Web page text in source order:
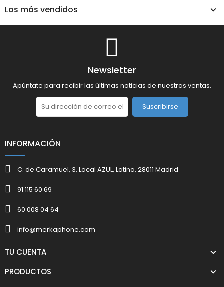
Los más vendidos
Newsletter
Apúntate para recibir las últimas noticias de nuestras ventas.
Suscribirse
INFORMACIÓN
C. de Caramuel, 3, Local AZUL, Latina, 28011 Madrid
91 115 60 69
60 008 04 64
info@merkaphone.com
TU CUENTA
PRODUCTOS